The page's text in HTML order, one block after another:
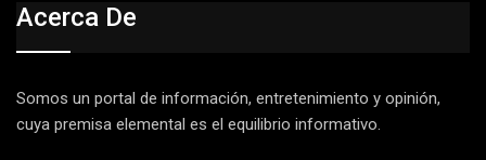
Acerca De
Somos un portal de información, entretenimiento y opinión,
cuya premisa elemental es el equilibrio informativo.